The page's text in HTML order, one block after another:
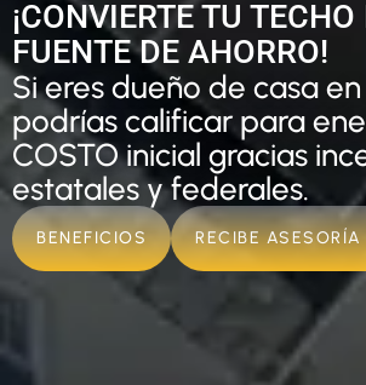
¡CONVIERTE TU
FUENTE DE AHORRO!
Si eres dueño de casa en
podrías calificar para
COSTO inicial gracias
estatales y federales.
BENEFICIOS RECIBE